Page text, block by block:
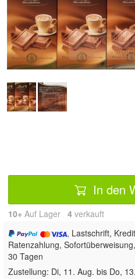
Doppelt
In den
10+ Auf Lager 4 verkauft
, Lastschrift,
Ratenzahlung,
30 Tagen
Zustellung: Di, 11. Aug. bis Do,